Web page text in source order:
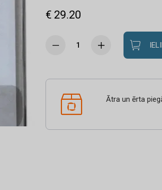
€ 29.20
Ātra un ērta